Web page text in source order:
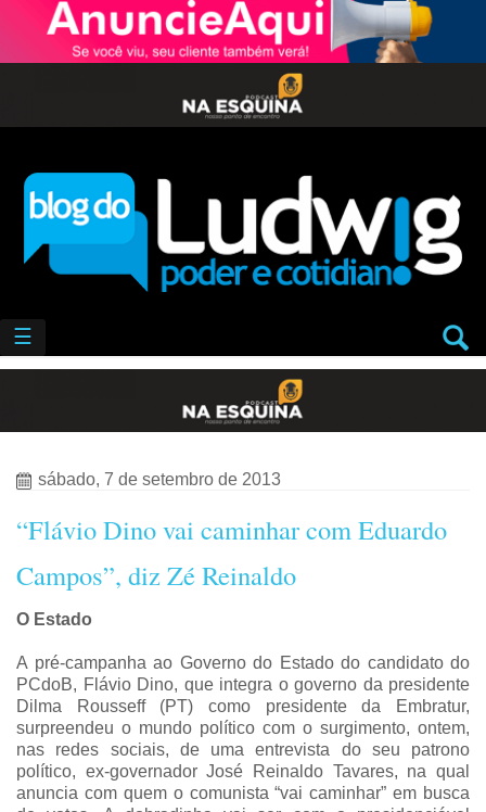
☰
sábado, 7 de setembro de 2013
“Flávio Dino vai caminhar com Eduardo
Campos”, diz Zé Reinaldo
O Estado
A pré-campanha ao Governo do Estado do candidato do
PCdoB, Flávio Dino, que integra o governo da presidente
Dilma Rousseff (PT) como presidente da Embratur,
surpreendeu o mundo político com o surgimento, ontem,
nas redes sociais, de uma entrevista do seu patrono
político, ex-governador José Reinaldo Tavares, na qual
anuncia com quem o comunista “vai caminhar” em busca